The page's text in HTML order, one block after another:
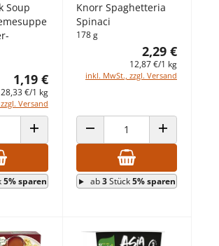
Soup
1,19 €
28,33 €/1 kg
Versand
ANZAHL ERHÖHEN
5% sparen
Knorr Spaghetteria
Spinaci
178 g
2,29 €
12,87 €/1 kg
inkl. MwSt., zzgl. Versand
ANZAHL VERRINGERNANZAHL
ab3Stück5% sparen